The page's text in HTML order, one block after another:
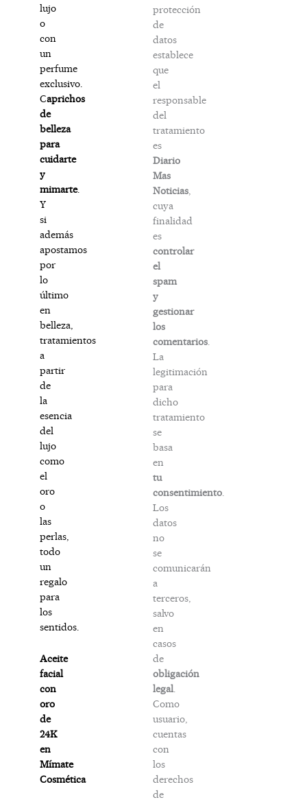
lujo
o
con
un
perfume
exclusivo.
Caprichos
de
belleza
para
cuidarte
y
mimarte.
Y
si
además
apostamos
por
lo
último
en
belleza,
tratamientos
a
partir
de
la
esencia
del
lujo
como
el
oro
o
las
perlas,
todo
un
regalo
para
los
sentidos.
Aceite
facial
con
oro
de
24K
en
Mímate
Cosmética
protección
de
datos
establece
que
el
responsable
del
tratamiento
es
Diario
Mas
Noticias,
cuya
finalidad
es
controlar
el
spam
y
gestionar
los
comentarios.
La
legitimación
para
dicho
tratamiento
se
basa
en
tu
consentimiento.
Los
datos
no
se
comunicarán
a
terceros,
salvo
en
casos
de
obligación
legal.
Como
usuario,
cuentas
con
los
derechos
de